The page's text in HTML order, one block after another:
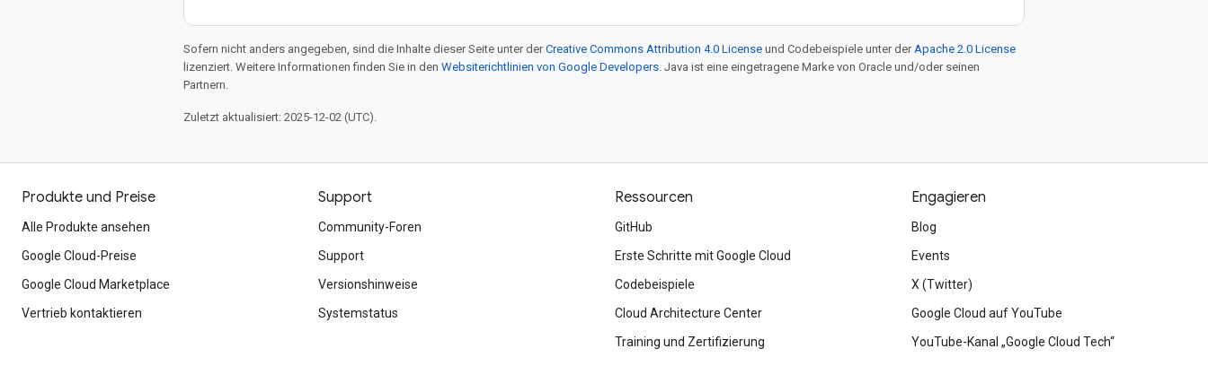
Sofern nicht anders angegeben, sind die Inhalte dieser Seite unter derCreative Commons Attribution 4.0 License und Codebeispiele unter derApache 2.0 License
lizenziert. Weitere Informationen finden Sie in den Websiterichtlinien von Google Developers. Java ist eine eingetragene Marke von Oracle und/oder seinen
Partnern.
Zuletzt aktualisiert: 2025-12-02 (UTC).
Produkte und Preise
Alle Produkte ansehen
Google Cloud-Preise
Google Cloud Marketplace
Vertrieb kontaktieren
Support
Community-Foren
Support
Versionshinweise
Systemstatus
Ressourcen
GitHub
Erste Schritte mit Google Cloud
Codebeispiele
Cloud Architecture Center
Training und Zertifizierung
Engagieren
Blog
Events
X (Twitter)
Google Cloud auf YouTube
YouTube-Kanal „Google Cloud Tech“